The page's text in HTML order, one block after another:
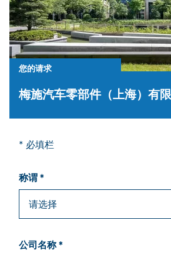
您的请求
梅施汽车零部件（上海）有
* 必填栏
称谓 *
公司名称 *